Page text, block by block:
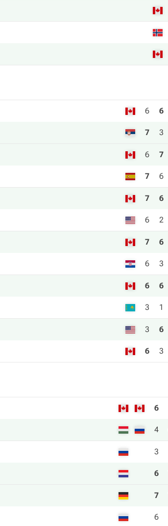
6 6
7 3
6 7
7 6
7 6
6 2
7 6
6 3
6 6
3 1
3 6
6 3
6
4
3
6
7
6